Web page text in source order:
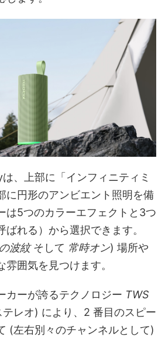
、上部に「インフィニティミ
に円形のアンビエント照明を備
は5つのカラーエフェクトと3つ
れる）から選択できます。
波紋そして 常時オン) 場所や
囲気を見つけます。
カーが誇るテクノロジー TWS
レオ) により、2 番目のスピー
(左右別々のチャンネルとして)